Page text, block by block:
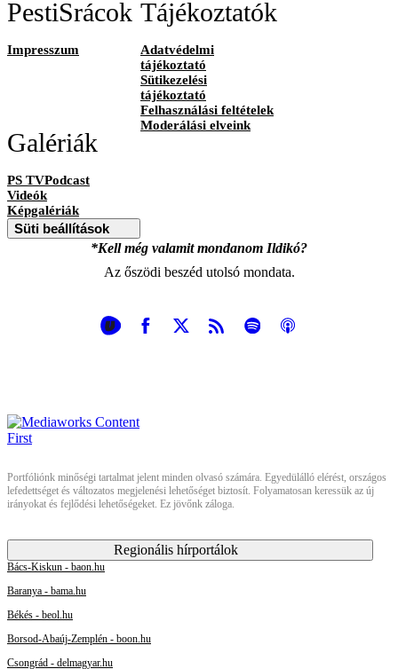
PestiSrácok
Impresszum
Tájékoztatók
Adatvédelmi
tájékoztató
Sütikezelési
tájékoztató
Felhasználási feltételek
Moderálási elveink
Galériák
PS TVPodcast
Videók
Képgalériák
Süti beállítások
*Kell még valamit mondanom Ildikó?
Az őszödi beszéd utolsó mondata.
Portfóliónk minőségi tartalmat jelent minden olvasó számára. Egyedülálló elérést, országos
lefedettséget és változatos megjelenési lehetőséget biztosít. Folyamatosan keressük az új
irányokat és fejlődési lehetőségeket. Ez jövőnk záloga.
Regionális hírportálok
Bács-Kiskun - baon.hu
Baranya - bama.hu
Békés - beol.hu
Borsod-Abaúj-Zemplén - boon.hu
Csongrád - delmagyar.hu